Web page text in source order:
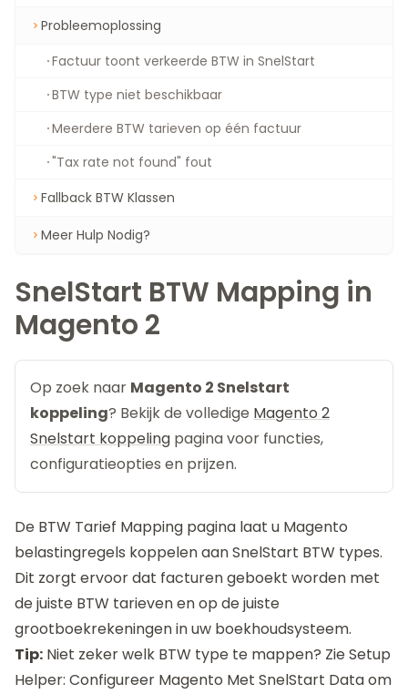
Probleemoplossing
Factuur toont verkeerde BTW in SnelStart
BTW type niet beschikbaar
Meerdere BTW tarieven op één factuur
"Tax rate not found" fout
Fallback BTW Klassen
Meer Hulp Nodig?
SnelStart BTW Mapping in
Magento 2
Op zoek naar Magento 2 Snelstart
koppeling? Bekijk de volledige Magento 2
Snelstart koppeling pagina voor functies,
configuratieopties en prijzen.
De BTW Tarief Mapping pagina laat u Magento
belastingregels koppelen aan SnelStart BTW types.
Dit zorgt ervoor dat facturen geboekt worden met
de juiste BTW tarieven en op de juiste
grootboekrekeningen in uw boekhoudsysteem.
Tip: Niet zeker welk BTW type te mappen? ZieSetup
Helper: Configureer Magento Met SnelStart Dataom